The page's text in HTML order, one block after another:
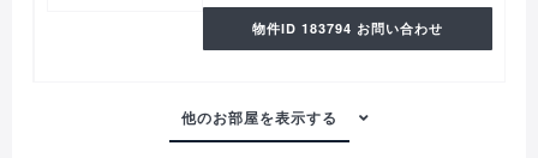
物件ID 183794 お問い合わせ